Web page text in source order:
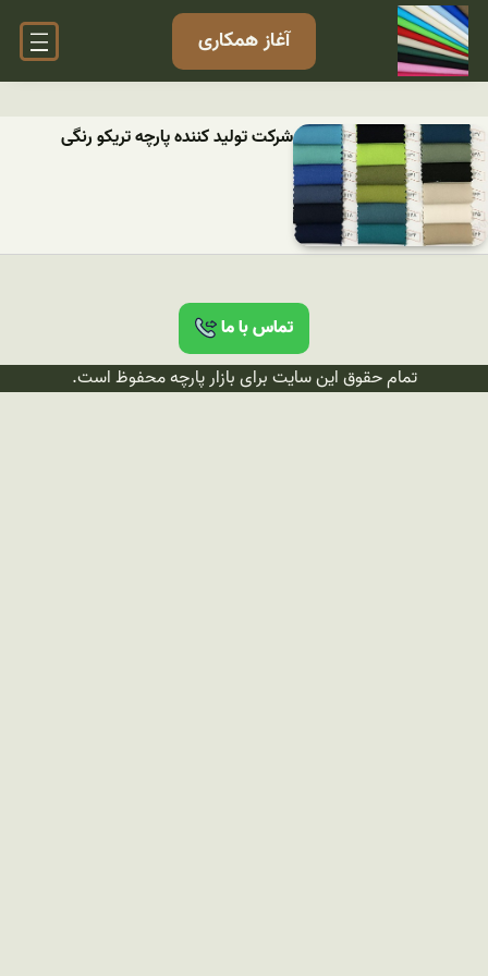
آغاز همکاری
شرکت تولید کننده پارچه تریکو رنگی
تماس با ما
تمام حقوق این سایت برای بازار پارچه محفوظ است.